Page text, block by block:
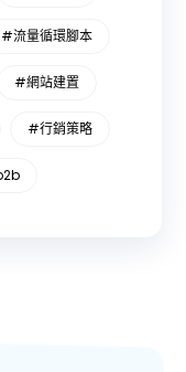
#流量循環腳本
#網站建置
#行銷策略